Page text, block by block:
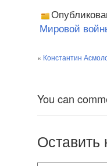
«Историческая
наука и
России и
Мировой
« Константин
You can
Оставить